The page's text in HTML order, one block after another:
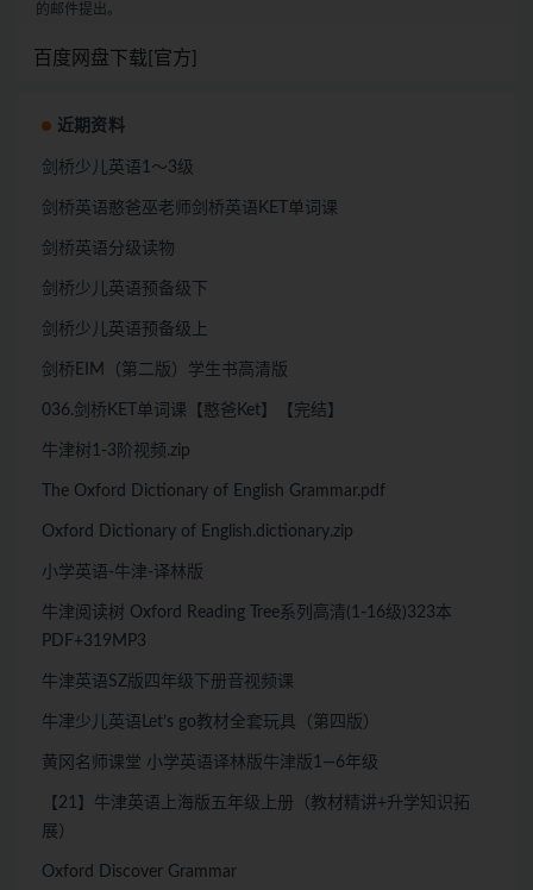
的邮件提出。
百度网盘下载[官方]
近期资料
剑桥少儿英语1～3级
剑桥英语憨爸巫老师剑桥英语KET单词课
剑桥英语分级读物
剑桥少儿英语预备级下
剑桥少儿英语预备级上
剑桥EIM（第二版）学生书高清版
036.剑桥KET单词课【憨爸Ket】【完结】
牛津树1-3阶视频.zip
The Oxford Dictionary of English Grammar.pdf
Oxford Dictionary of English.dictionary.zip
小学英语-牛津-译林版
牛津阅读树 Oxford Reading Tree系列高清(1-16级)323本
PDF+319MP3
牛津英语SZ版四年级下册音视频课
牛冿少儿英语Let’s go教材全套玩具（第四版）
黄冈名师课堂 小学英语译林版牛津版1—6年级
【21】牛津英语上海版五年级上册（教材精讲+升学知识拓
展）
Oxford Discover Grammar